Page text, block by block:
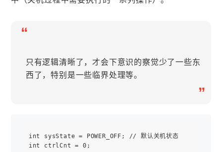
“
只有逻辑清晰了，才会下意识的察觉少了一些东
西了，特别是一些临界处理等。
”
int sysState = POWER_OFF; // 默认关机状态
int ctrlCnt = 0;